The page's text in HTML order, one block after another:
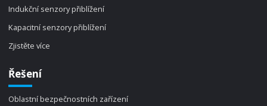
Indukční senzory přiblížení
Kapacitní senzory přiblížení
Zjistěte více
Řešení
Oblastní bezpečnostních zařízení